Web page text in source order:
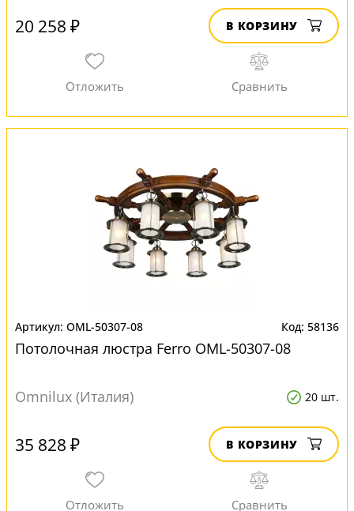
20 258 ₽ В КОРЗИНУ
OML-50307-08 58136
Потолочная люстра Ferro OML-50307-08
Omnilux (Италия) 20 шт.
35 828 ₽ В КОРЗИНУ